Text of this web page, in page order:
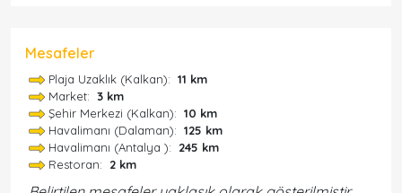
Mesafeler
Plaja Uzaklık (Kalkan): 11 km
Market: 3 km
Şehir Merkezi (Kalkan): 10 km
Havalimanı (Dalaman): 125 km
Havalimanı (Antalya ): 245 km
Restoran: 2 km